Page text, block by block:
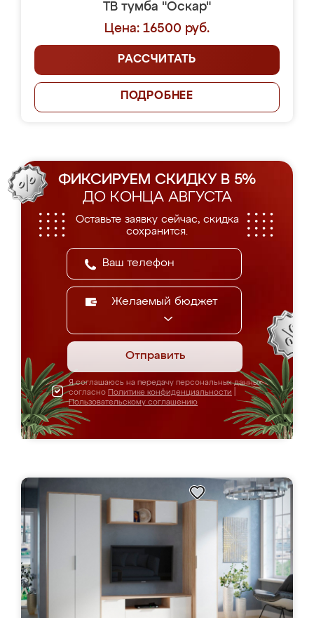
ТВ тумба "Оскар"
Цена: 16500 руб.
РАССЧИТАТЬ
ПОДРОБНЕЕ
ФИКСИРУЕМ СКИДКУ В 5%
ДО КОНЦА АВГУСТА
Оставьте заявку сейчас, скидка
сохранится.
Желаемый бюджет
Отправить
Я соглашаюсь на передачу персональных данных
согласно Политике конфиденциальности
Пользовательскому соглашению